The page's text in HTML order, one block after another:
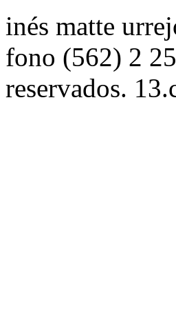
inés matte
fono (562) 2
reservados.